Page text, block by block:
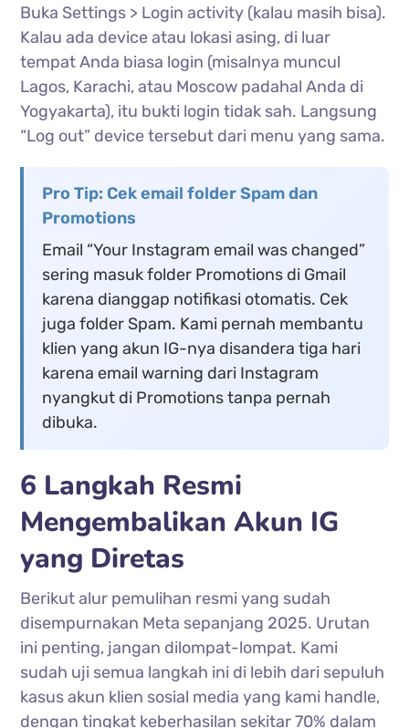
Buka Settings > Login activity (kalau masih bisa).
Kalau ada device atau lokasi asing, di luar
tempat Anda biasa login (misalnya muncul
Lagos, Karachi, atau Moscow padahal Anda di
Yogyakarta), itu bukti login tidak sah. Langsung
“Log out” device tersebut dari menu yang sama.
Pro Tip: Cek email folder Spam dan
Promotions
Email “Your Instagram email was changed”
sering masuk folder Promotions di Gmail
karena dianggap notifikasi otomatis. Cek
juga folder Spam. Kami pernah membantu
klien yang akun IG-nya disandera tiga hari
karena email warning dari Instagram
nyangkut di Promotions tanpa pernah
dibuka.
6 Langkah Resmi
Mengembalikan Akun IG
yang Diretas
Berikut alur pemulihan resmi yang sudah
disempurnakan Meta sepanjang 2025. Urutan
ini penting, jangan dilompat-lompat. Kami
sudah uji semua langkah ini di lebih dari sepuluh
kasus akun klien sosial media yang kami handle,
dengan tingkat keberhasilan sekitar 70% dalam